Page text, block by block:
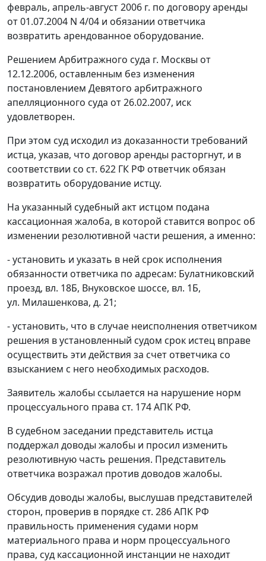
февраль, апрель-август 2006 г. по договору аренды
от 01.07.2004 N 4/04 и обязании ответчика
возвратить арендованное оборудование.
Решением Арбитражного суда г. Москвы от
12.12.2006, оставленным без изменения
постановлением Девятого арбитражного
апелляционного суда от 26.02.2007, иск
удовлетворен.
При этом суд исходил из доказанности требований
истца, указав, что договор аренды расторгнут, и в
соответствии со ст. 622 ГК РФ ответчик обязан
возвратить оборудование истцу.
На указанный судебный акт истцом подана
кассационная жалоба, в которой ставится вопрос об
изменении резолютивной части решения, а именно:
- установить и указать в ней срок исполнения
обязанности ответчика по адресам: Булатниковский
проезд, вл. 18Б, Внуковское шоссе, вл. 1Б,
ул. Милашенкова, д. 21;
- установить, что в случае неисполнения ответчиком
решения в установленный судом срок истец вправе
осуществить эти действия за счет ответчика со
взысканием с него необходимых расходов.
Заявитель жалобы ссылается на нарушение норм
процессуального права ст. 174АПК РФ.
В судебном заседании представитель истца
поддержал доводы жалобы и просил изменить
резолютивную часть решения. Представитель
ответчика возражал против доводов жалобы.
Обсудив доводы жалобы, выслушав представителей
сторон, проверив в порядке ст. 286АПК РФ
правильность применения судами норм
материального права и норм процессуального
права, суд кассационной инстанции не находит